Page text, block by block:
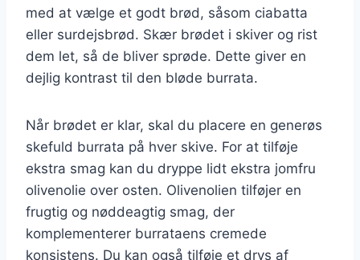
med at vælge et godt brød, såsom ciabatta
eller surdejsbrød. Skær brødet i skiver og rist
dem let, så de bliver sprøde. Dette giver en
dejlig kontrast til den bløde burrata.
Når brødet er klar, skal du placere en generøs
skefuld burrata på hver skive. For at tilføje
ekstra smag kan du dryppe lidt ekstra jomfru
olivenolie over osten. Olivenolien tilføjer en
frugtig og nøddeagtig smag, der
komplementerer burrataens cremede
konsistens. Du kan også tilføje et drys af